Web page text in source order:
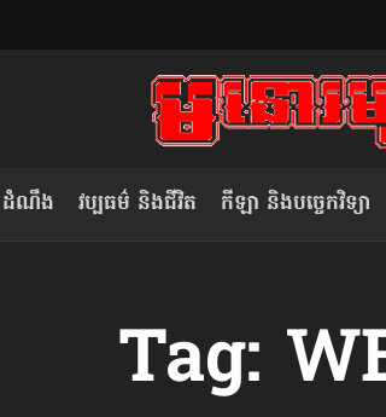
ដំណឹង វប្បធម៌ និងជីវិត កីឡា និងបច្ចេកវិទ្យា
Tag:
សម រង្ស៊ី៖ កម្ពុជាគួរមើលគំរូ​តាម​
វៀតណាម ក្នុង​ការប្តូរ​មេដឹកនាំ របស់​
លិខិត
មនុស្